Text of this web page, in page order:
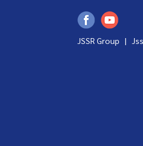
JSSR Group |